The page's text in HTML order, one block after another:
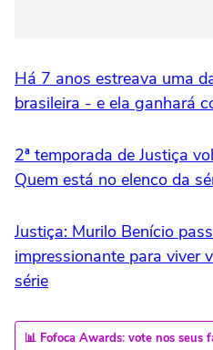
Há 7 anos estreava uma
brasileira - e ela ganhará
2ª temporada de Justiça
Quem está no elenco da
Justiça: Murilo Benício
impressionante para viver
série
📊 Fofoca Awards: vote nos seus